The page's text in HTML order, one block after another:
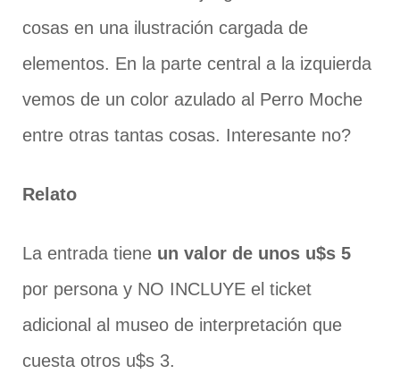
cosas en una ilustración cargada de
elementos. En la parte central a la izquierda
vemos de un color azulado al Perro Moche
entre otras tantas cosas. Interesante no?
Relato
La entrada tiene un valor de unos u$s 5
por persona y NO INCLUYE el ticket
adicional al museo de interpretación que
cuesta otros u$s 3.